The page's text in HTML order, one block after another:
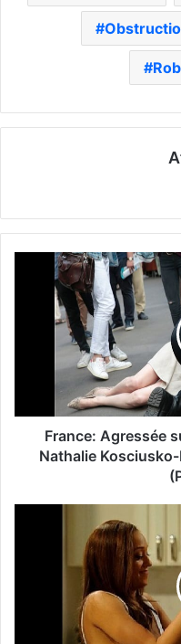
France: Agressée
Nathalie